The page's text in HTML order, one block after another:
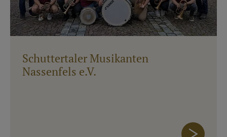
Schuttertaler Musikanten
Nassenfels e.V.